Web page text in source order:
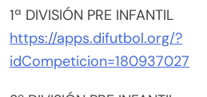
1ª DIVISIÓN PRE INFANTIL
https://apps.difutbol.org/?
idCompeticion=180937027